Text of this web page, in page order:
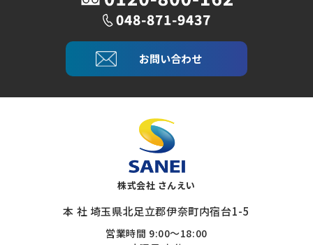
お問い合わせ
株式会社 さんえい
本 社 埼玉県北足立郡伊奈町内宿台1-5
営業時間 9:00～18:00